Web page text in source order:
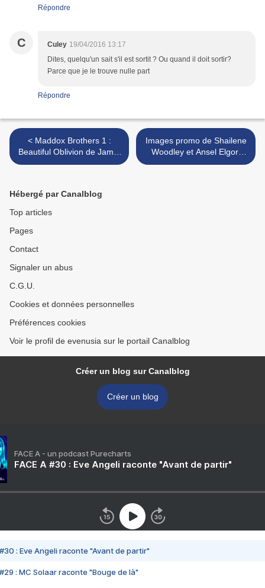
Répondre
C Culey 19/04/2016 13:17
Dites, quelqu'un sait s'il est sortit ? Ou quand il doit sortir?
Parce que je le trouve nulle part
Répondre
< Maddox Brothers 1 :
Beautiful Oblivion de Jamie
McGuire
Images promo de Shailene
Woodley et Ansel Elgort
pour EW >
Hébergé par Canalblog
Top articles
Pages
Contact
Signaler un abus
C.G.U.
Cookies et données personnelles
Préférences cookies
Voir le profil de evenusia sur le portail Canalblog
Créer un blog sur Canalblog
Créer un blog
FACE A - un podcast Purecharts
FACE A #30 : Eve Angeli raconte "Avant de partir"
#30 : Eve Angeli raconte "Avant de partir"
#29 : MC Solaar raconte "Bouge de là"